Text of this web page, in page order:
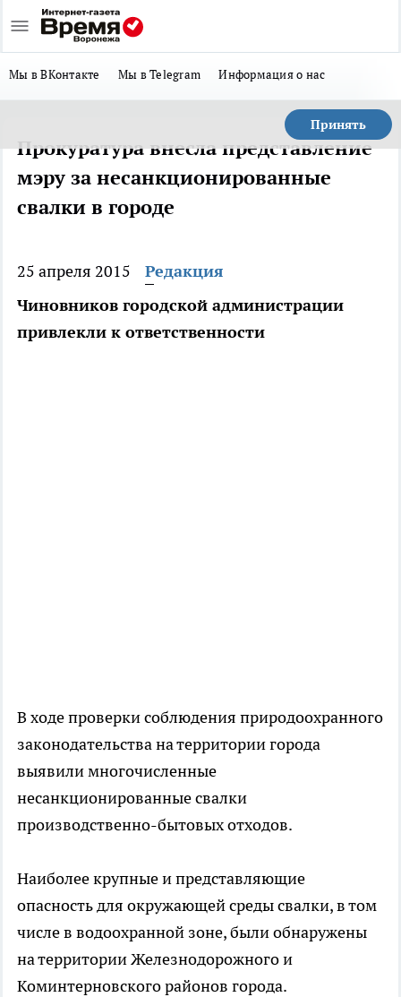
Мы в ВКонтакте Мы в Telegram Информация о нас
Принять
Прокуратура внесла представление
мэру за несанкционированные
свалки в городе
25 апреля 2015
Редакция
Чиновников городской администрации
привлекли к ответственности
В ходе проверки соблюдения природоохранного
законодательства на территории города
выявили многочисленные
несанкционированные свалки
производственно-бытовых отходов.
Наиболее крупные и представляющие
опасность для окружающей среды свалки, в том
числе в водоохранной зоне, были обнаружены
на территории Железнодорожного и
Коминтерновского районов города.